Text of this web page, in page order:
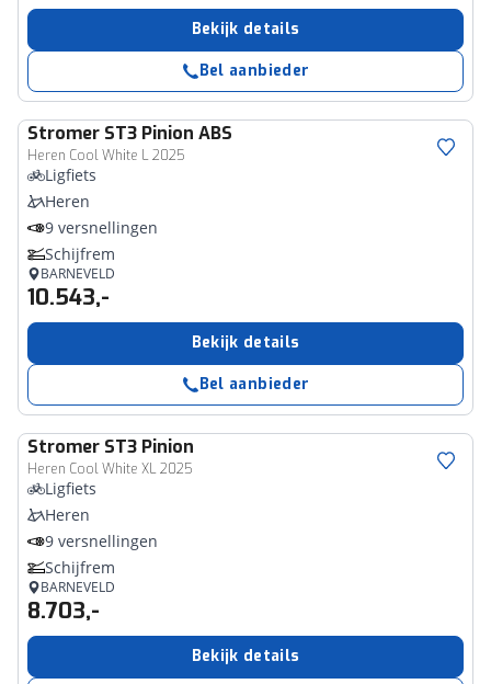
Bekijk details
Bel aanbieder
Stromer ST3 Pinion ABS
Heren Cool White L 2025
Ligfiets
Heren
9 versnellingen
Schijfrem
BARNEVELD
10.543,-
Bekijk details
Bel aanbieder
Stromer ST3 Pinion
Heren Cool White XL 2025
Ligfiets
Heren
9 versnellingen
Schijfrem
BARNEVELD
8.703,-
Bekijk details